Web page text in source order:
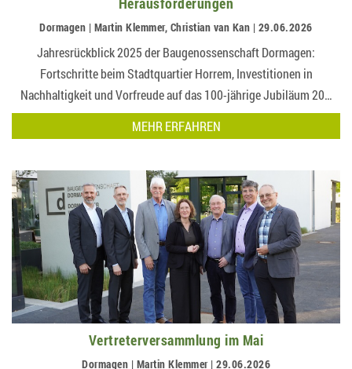
Dormagen | Martin Klemmer, Christian van Kan | 29.06.2026
Jahresrückblick 2025 der Baugenossenschaft Dormagen:
Fortschritte beim Stadtquartier Horrem, Investitionen in
Nachhaltigkeit und Vorfreude auf das 100-jährige Jubiläum 20…
MEHR ERFAHREN
Vertreterversammlung im Mai
Dormagen | Martin Klemmer | 29.06.2026